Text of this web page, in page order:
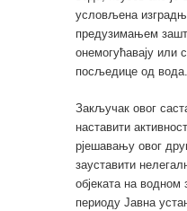
условљена
предузимањем
онемогућавају или
посљедице од вода.
Закључак овог
наставити
рјешавању овог
зауставити
објеката на
периоду Јавна